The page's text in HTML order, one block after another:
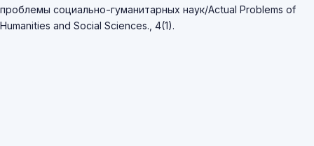
проблемы социально-гуманитарных наук/Actual Problems of
Humanities and Social Sciences., 4(1).